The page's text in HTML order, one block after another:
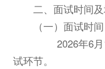
二、面试时间
（一）面试时间
2026年6月
试环节。